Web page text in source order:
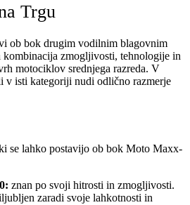
Trgu
ob bok drugim vodilnim blagovnim
kombinacija zmogljivosti, tehnologije in
motociklov srednjega razreda. V
v isti kategoriji nudi odlično razmerje
se lahko postavijo ob bok Moto Maxx-
znan po svoji hitrosti in zmogljivosti.
zaradi svoje lahkotnosti in